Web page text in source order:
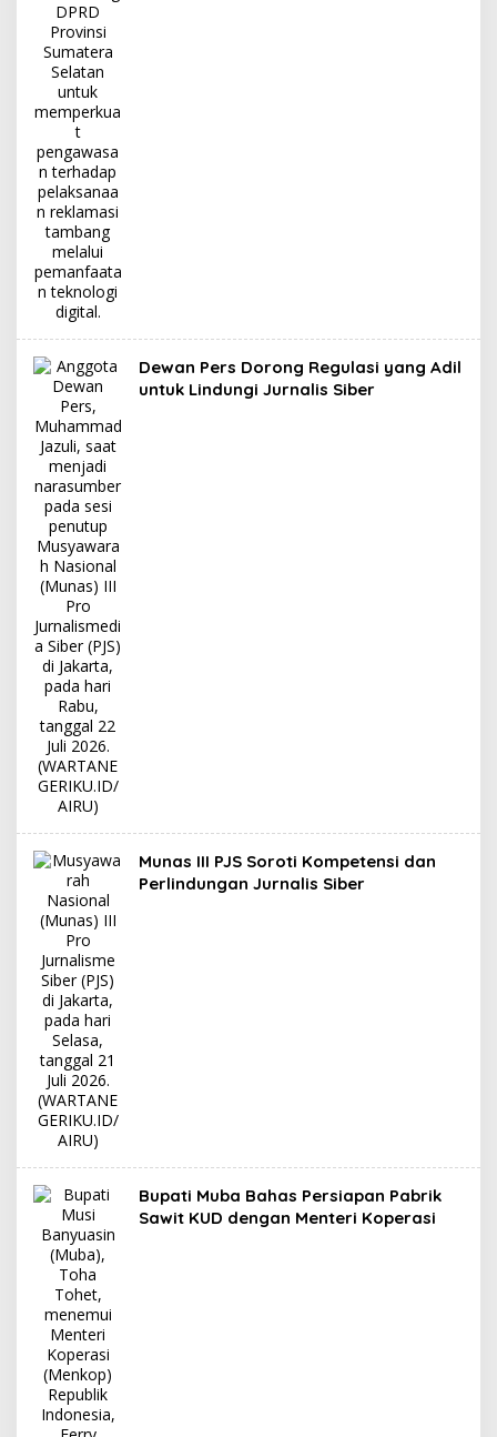
Dewan Pers Dorong Regulasi yang Adil
untuk Lindungi Jurnalis Siber
Munas III PJS Soroti Kompetensi dan
Perlindungan Jurnalis Siber
Bupati Muba Bahas Persiapan Pabrik
Sawit KUD dengan Menteri Koperasi